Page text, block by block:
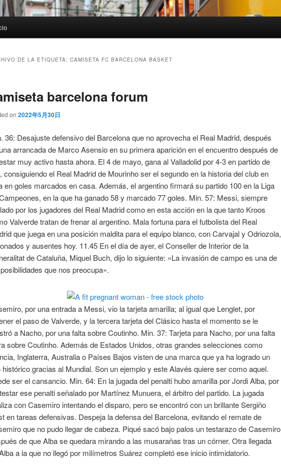
DE LA ETIQUETA: CAMISETA FC BARCELONA BASKET
barcelona forum
on 2022年5月30日
36: Desajuste defensivo del Barcelona que no aprovecha el Real Madrid, después
arrancada de Marco Asensio en su primera aparición en el encuentro después de
muy activo hasta ahora. El 4 de mayo, gana al Valladolid por 4-3 en partido de
consiguiendo el Real Madrid de Mourinho ser el segundo en la historia del club en
en goles marcados en casa. Además, el argentino firmará su partido 100 en la Liga
en la que ha ganado 58 y marcado 77 goles. Min. 57: Messi, siempre
por los jugadores del Real Madrid como en esta acción en la que tanto Kroos
Valverde tratan de frenar al argentino. Mala fortuna para el futbolista del Real
que juega en una posición maldita para el equipo blanco, con Carvajal y Odriozola,
y ausentes hoy. 11.45 En el día de ayer, el Conseller de Interior de la
de Cataluña, Miquel Buch, dijo lo siguiente: «La invasión de campo es una de
que nos preocupa».
por una entrada a Messi, vio la tarjeta amarilla; al igual que Lenglet, por
el paso de Valverde, y la tercera tarjeta del Clásico hasta el momento se le
a Nacho, por una falta sobre Coutinho. Min. 37: Tarjeta para Nacho, por una falta
sobre Coutinho. Además de Estados Unidos, otras grandes selecciones como
Inglaterra, Australia o Países Bajos visten de una marca que ya ha logrado un
histórico gracias al Mundial. Son un ejemplo y este Alavés quiere ser como aquel.
ser el cansancio. Min. 64: En la jugada del penalti hubo amarilla por Jordi Alba, por
ese penalti señalado por Martínez Munuera, el árbitro del partido. La jugada
con Casemiro intentando el disparo, pero se encontró con un brillante Sergiño
en tareas defensivas. Despeja la defensa del Barcelona, evitando el remate de
que no pudo llegar de cabeza. Piqué sacó bajo palos un testarazo de Casemiro
de que Alba se quedara mirando a las musarañas tras un córner. Otra llegada
a la que no llegó por milímetros Suárez completó ese inicio intimidatorio.